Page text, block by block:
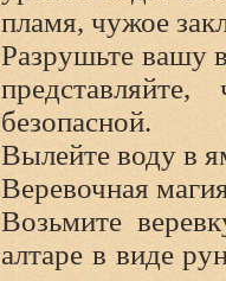
пламя, чужое
Разрушьте вашу
безопасной.
Вылейте воду в
Веревочная
Возьмите
алтаре в виде